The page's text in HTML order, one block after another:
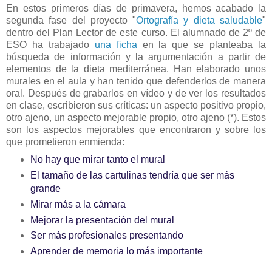
En estos primeros días de primavera, hemos acabado la
segunda fase del proyecto "Ortografía y dieta saludable"
dentro del Plan Lector de este curso. El alumnado de 2º de
ESO ha trabajado una ficha en la que se planteaba la
búsqueda de información y la argumentación a partir de
elementos de la dieta mediterránea. Han elaborado unos
murales en el aula y han tenido que defenderlos de manera
oral. Después de grabarlos en vídeo y de ver los resultados
en clase, escribieron sus críticas: un aspecto positivo propio,
otro ajeno, un aspecto mejorable propio, otro ajeno (*). Estos
son los aspectos mejorables que encontraron y sobre los
que prometieron enmienda:
No hay que mirar tanto el mural
El tamaño de las cartulinas tendría que ser más
grande
Mirar más a la cámara
Mejorar la presentación del mural
Ser más profesionales presentando
Aprender de memoria lo más importante